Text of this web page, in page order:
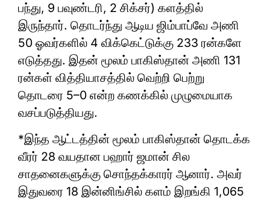
பந்து, 9 பவுண்டரி, 2 சிக்சர்) களத்தில்
இருந்தார். தொடர்ந்து ஆடிய ஜிம்பாப்வே அணி
50 ஓவர்களில் 4 விக்கெட்டுக்கு 233 ரன்களே
எடுத்தது. இதன் மூலம் பாகிஸ்தான் அணி 131
ரன்கள் வித்தியாசத்தில் வெற்றி பெற்று
தொடரை 5–0 என்ற கணக்கில் முழுமையாக
வசப்படுத்தியது.
*இந்த ஆட்டத்தின் மூலம் பாகிஸ்தான் தொடக்க
வீரர் 28 வயதான பஹார் ஜமான் சில
சாதனைகளுக்கு சொந்தக்காரர் ஆனார். அவர்
இதுவரை 18 இன்னிங்சில் களம் இறங்கி 1,065